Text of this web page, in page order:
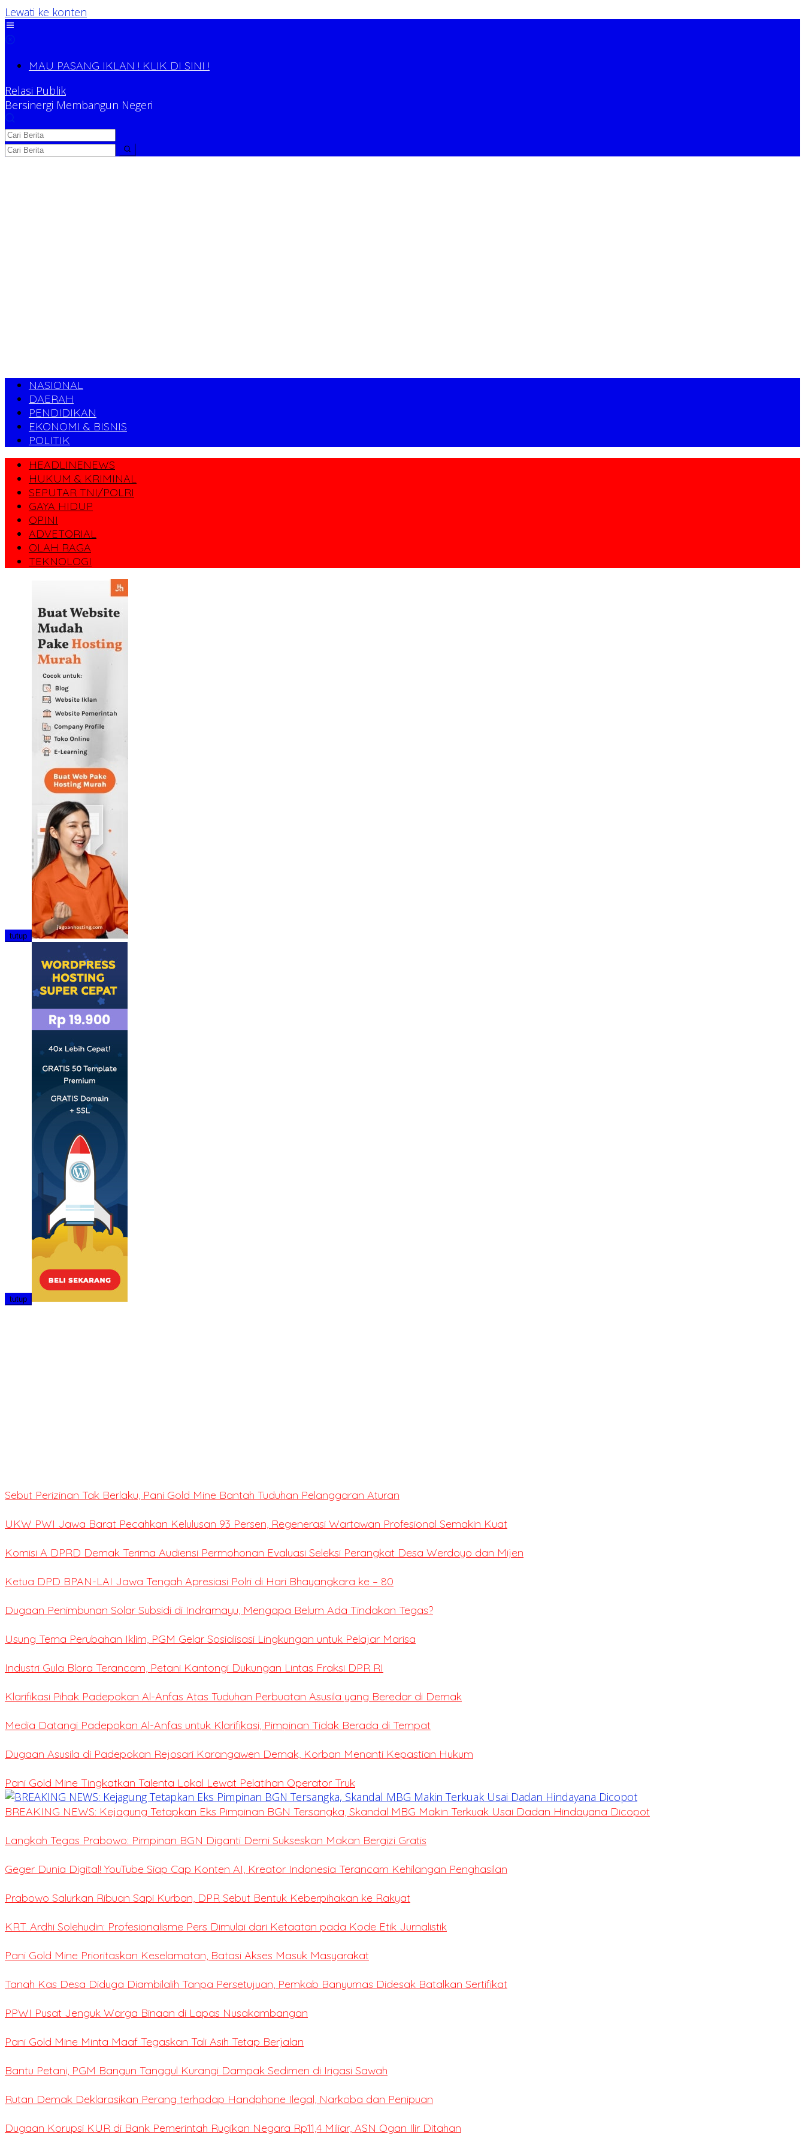
Lewati ke konten
MAU PASANG IKLAN ! KLIK DI SINI !
Relasi Publik
Bersinergi Membangun Negeri
NASIONAL
DAERAH
PENDIDIKAN
EKONOMI & BISNIS
POLITIK
HEADLINENEWS
HUKUM & KRIMINAL
SEPUTAR TNI/POLRI
GAYA HIDUP
OPINI
ADVETORIAL
OLAH RAGA
TEKNOLOGI
tutup
tutup
Sebut Perizinan Tak Berlaku, Pani Gold Mine Bantah Tuduhan Pelanggaran Aturan
UKW PWI Jawa Barat Pecahkan Kelulusan 93 Persen, Regenerasi Wartawan Profesional Semakin Kuat
Komisi A DPRD Demak Terima Audiensi Permohonan Evaluasi Seleksi Perangkat Desa Werdoyo dan Mijen
Ketua DPD BPAN-LAI Jawa Tengah Apresiasi Polri di Hari Bhayangkara ke – 80
Dugaan Penimbunan Solar Subsidi di Indramayu, Mengapa Belum Ada Tindakan Tegas?
Usung Tema Perubahan Iklim, PGM Gelar Sosialisasi Lingkungan untuk Pelajar Marisa
Industri Gula Blora Terancam, Petani Kantongi Dukungan Lintas Fraksi DPR RI
Klarifikasi Pihak Padepokan Al-Anfas Atas Tuduhan Perbuatan Asusila yang Beredar di Demak
Media Datangi Padepokan Al-Anfas untuk Klarifikasi, Pimpinan Tidak Berada di Tempat
Dugaan Asusila di Padepokan Rejosari Karangawen Demak, Korban Menanti Kepastian Hukum
Pani Gold Mine Tingkatkan Talenta Lokal Lewat Pelatihan Operator Truk
BREAKING NEWS: Kejagung Tetapkan Eks Pimpinan BGN Tersangka, Skandal MBG Makin Terkuak Usai Dadan Hindayana Dicopot
Langkah Tegas Prabowo: Pimpinan BGN Diganti Demi Sukseskan Makan Bergizi Gratis
Geger Dunia Digital! YouTube Siap Cap Konten AI, Kreator Indonesia Terancam Kehilangan Penghasilan
Prabowo Salurkan Ribuan Sapi Kurban, DPR Sebut Bentuk Keberpihakan ke Rakyat
KRT. Ardhi Solehudin: Profesionalisme Pers Dimulai dari Ketaatan pada Kode Etik Jurnalistik
Pani Gold Mine Prioritaskan Keselamatan, Batasi Akses Masuk Masyarakat
Tanah Kas Desa Diduga Diambilalih Tanpa Persetujuan, Pemkab Banyumas Didesak Batalkan Sertifikat
PPWI Pusat Jenguk Warga Binaan di Lapas Nusakambangan
Pani Gold Mine Minta Maaf Tegaskan Tali Asih Tetap Berjalan
Bantu Petani, PGM Bangun Tanggul Kurangi Dampak Sedimen di Irigasi Sawah
Rutan Demak Deklarasikan Perang terhadap Handphone Ilegal, Narkoba dan Penipuan
Dugaan Korupsi KUR di Bank Pemerintah Rugikan Negara Rp11,4 Miliar, ASN Ogan Ilir Ditahan